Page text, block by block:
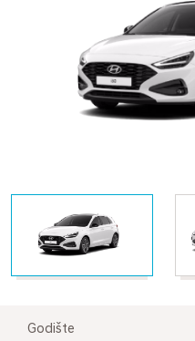
Godište